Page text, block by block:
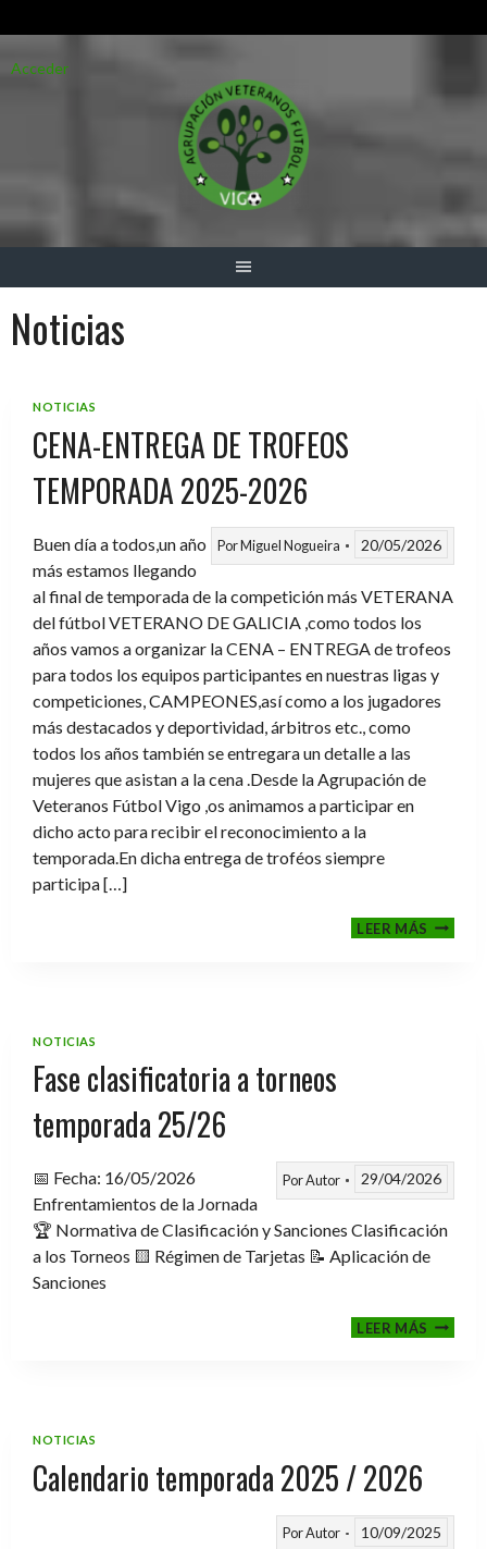
alAcceder
Noticias
NOTICIAS
CENA-ENTREGA DE TROFEOS
TEMPORADA 2025-2026
PorMiguel Nogueira 20/05/2026
Buen día a todos,un año
más estamos llegando
al final de temporada de la competición más VETERANA
del fútbol VETERANO DE GALICIA ,como todos los
años vamos a organizar la CENA – ENTREGA de trofeos
para todos los equipos participantes en nuestras ligas y
competiciones, CAMPEONES,así como a los jugadores
más destacados y deportividad, árbitros etc., como
todos los años también se entregara un detalle a las
mujeres que asistan a la cena .Desde la Agrupación de
Veteranos Fútbol Vigo ,os animamos a participar en
dicho acto para recibir el reconocimiento a la
temporada.En dicha entrega de troféos siempre
participa […]
LEER MÁSCENA-
NOTICIAS
Fase clasificatoria a torneos
temporada 25/26
PorAutor 29/04/2026
📅 Fecha: 16/05/2026
Enfrentamientos de la Jornada
🏆 Normativa de Clasificación y Sanciones Clasificación
a los Torneos 🟨 Régimen de Tarjetas 📝 Aplicación de
Sanciones
LEER MÁSFASE
NOTICIAS
Calendario temporada 2025 / 2026
PorAutor 10/09/2025